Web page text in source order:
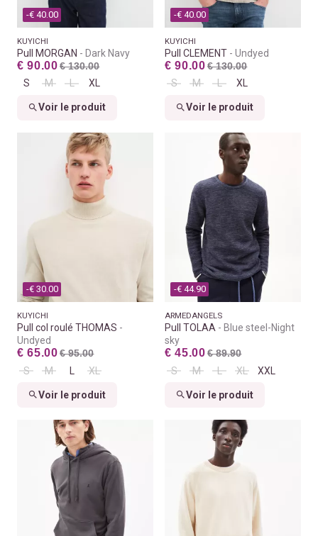
-€ 40.00
KUYICHI
Pull MORGAN Dark Navy
€ 90.00 € 130.00
S
M L XL
Voir le produit
-€ 40.00
KUYICHI
Pull CLEMENT Undyed
€ 90.00 € 130.00
S
M L XL
Voir le produit
-€ 30.00
KUYICHI
Pull col roulé THOMAS
Undyed
€ 65.00 € 95.00
S
M XL
Voir le produit
-€ 44.90
ARMEDANGELS
Pull TOLAA
Blue steel-Night
sky
€ 45.00 € 89.90
S
M L XL XXL
Voir le produit